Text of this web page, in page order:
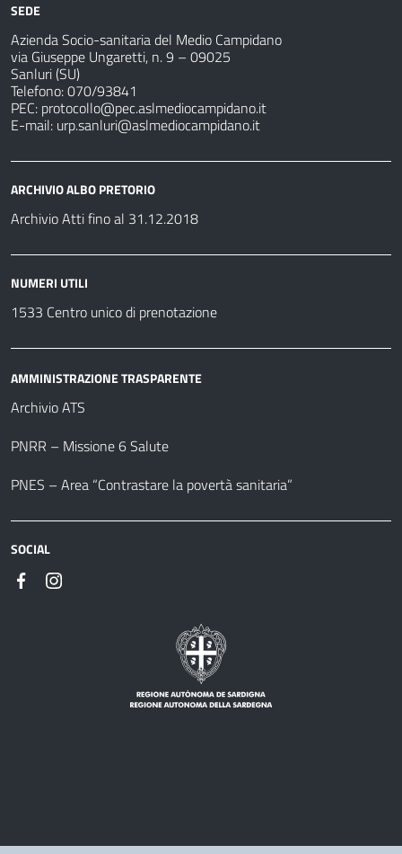
SEDE
Azienda Socio-sanitaria del Medio Campidano
via Giuseppe Ungaretti, n. 9 – 09025
Sanluri (SU)
Telefono: 070/93841
PEC: protocollo@pec.aslmediocampidano.it
E-mail: urp.sanluri@aslmediocampidano.it
ARCHIVIO ALBO PRETORIO
Archivio Atti fino al 31.12.2018
NUMERI UTILI
1533 Centro unico di prenotazione
AMMINISTRAZIONE TRASPARENTE
Archivio ATS
PNRR – Missione 6 Salute
PNES – Area “Contrastare la povertà sanitaria”
SOCIAL